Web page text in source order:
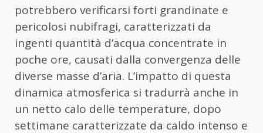
potrebbero verificarsi forti grandinate e
pericolosi nubifragi, caratterizzati da
ingenti quantità d’acqua concentrate in
poche ore, causati dalla convergenza delle
diverse masse d’aria. L’impatto di questa
dinamica atmosferica si tradurrà anche in
un netto calo delle temperature, dopo
settimane caratterizzate da caldo intenso e